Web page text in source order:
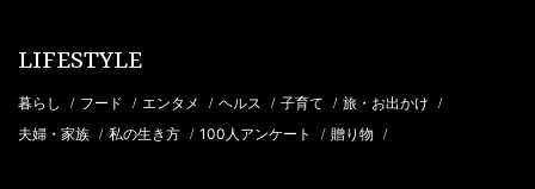
LIFESTYLE
暮らし / フード / エンタメ / ヘルス / 子育て / 旅・お出かけ /
夫婦・家族 / 私の生き方 / 100人アンケート / 贈り物 /